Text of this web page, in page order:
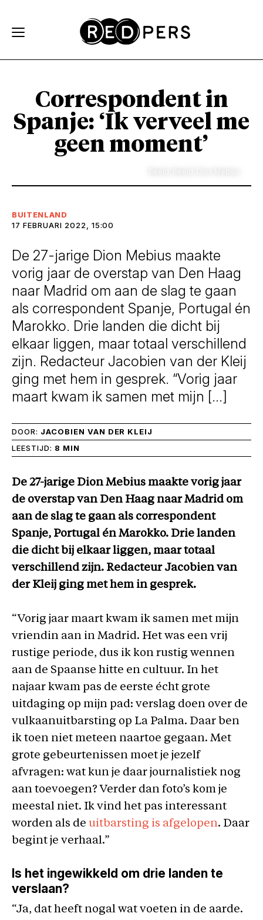
Correspondent in
Spanje: ‘Ik verveel me
geen moment’
BUITENLAND
17 FEBRUARI 2022, 15:00
De 27-jarige Dion Mebius maakte
vorig jaar de overstap van Den Haag
naar Madrid om aan de slag te gaan
als correspondent Spanje, Portugal én
Marokko. Drie landen die dicht bij
elkaar liggen, maar totaal verschillend
zijn. Redacteur Jacobien van der Kleij
ging met hem in gesprek. “Vorig jaar
maart kwam ik samen met mijn […]
DOOR: JACOBIEN VAN DER KLEIJ
LEESTIJD: 8 MIN
De 27-jarige Dion Mebius maakte vorig jaar
de overstap van Den Haag naar Madrid om
aan de slag te gaan als correspondent
Spanje, Portugal én Marokko. Drie landen
die dicht bij elkaar liggen, maar totaal
verschillend zijn. Redacteur Jacobien van
der Kleij ging met hem in gesprek.
“Vorig jaar maart kwam ik samen met mijn
vriendin aan in Madrid. Het was een vrij
rustige periode, dus ik kon rustig wennen
aan de Spaanse hitte en cultuur. In het
najaar kwam pas de eerste écht grote
uitdaging op mijn pad: verslag doen over de
vulkaanuitbarsting op La Palma. Daar ben
ik toen niet meteen naartoe gegaan. Met
grote gebeurtenissen moet je jezelf
afvragen: wat kun je daar journalistiek nog
aan toevoegen? Verder dan foto’s kom je
meestal niet. Ik vind het pas interessant
worden als de uitbarsting is afgelopen. Daar
begint je verhaal.”
Is het ingewikkeld om drie landen te
verslaan?
“Ja, dat heeft nogal wat voeten in de aarde.